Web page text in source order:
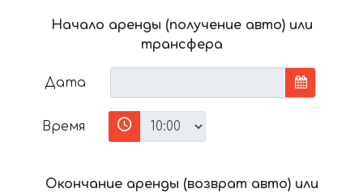
Начало аренды (получение авто) или
трансфера
Дата
Время
Окончание аренды (возврат авто) или